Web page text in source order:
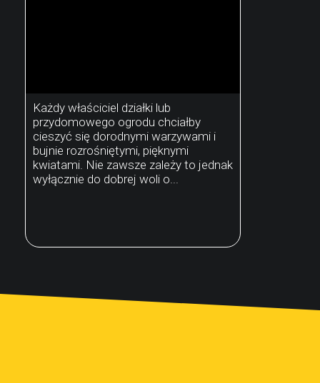
Każdy właściciel działki lub
przydomowego ogrodu chciałby
cieszyć się dorodnymi warzywami i
bujnie rozrośniętymi, pięknymi
kwiatami. Nie zawsze zależy to jednak
wyłącznie do dobrej woli o...